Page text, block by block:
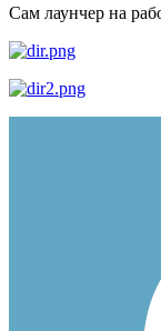
Сам лаунчер на